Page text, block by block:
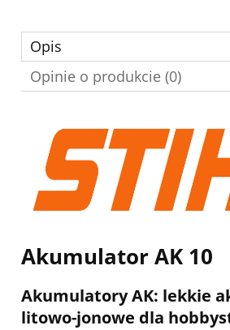
Opis
Opinie o produkcie (0)
Akumulator AK 10
Akumulatory AK: lekkie
litowo-jonowe dla